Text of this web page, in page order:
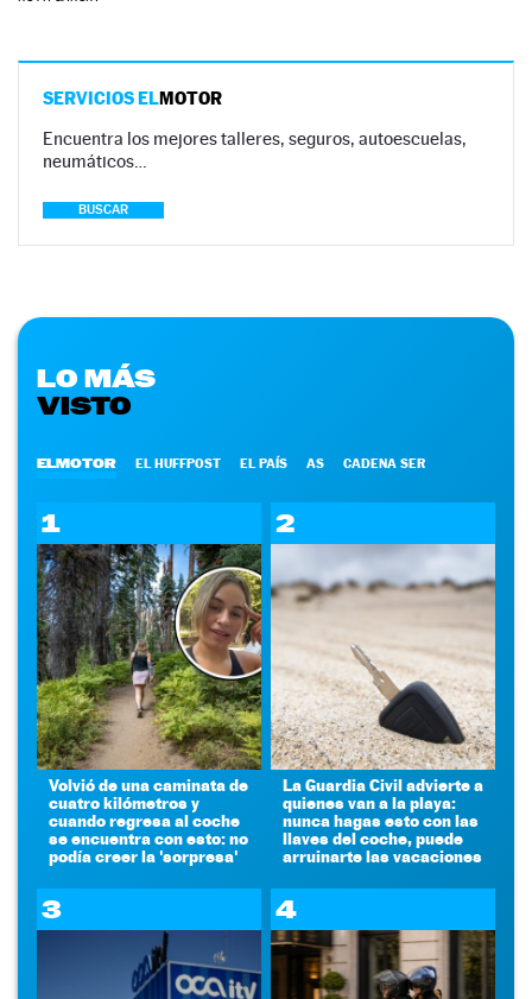
SERVICIOS ELMOTOR
Encuentra los mejores talleres, seguros, autoescuelas,
neumáticos…
BUSCAR
LO MÁS
VISTO
ELMOTOR EL HUFFPOST EL PAÍS AS CADENA SER
1
Volvió de una caminata de
cuatro kilómetros y
cuando regresa al coche
se encuentra con esto: no
podía creer la 'sorpresa'
2
La Guardia Civil advierte a
quienes van a la playa:
nunca hagas esto con las
llaves del coche, puede
arruinarte las vacaciones
3 4